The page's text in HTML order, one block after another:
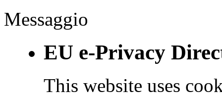
Messaggio
EU e-Privacy
This website uses